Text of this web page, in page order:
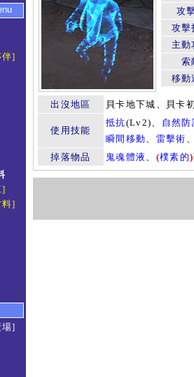
伴]
]
料]
場]
攻
攻擊
主動
索
移動
出沒地區 貝卡地下城、貝卡
使用技能
抵抗(Lv2)、 自然防
瞬間移動、 雷擊術
掉落物品
鬼魂體液 、 (樸素的)